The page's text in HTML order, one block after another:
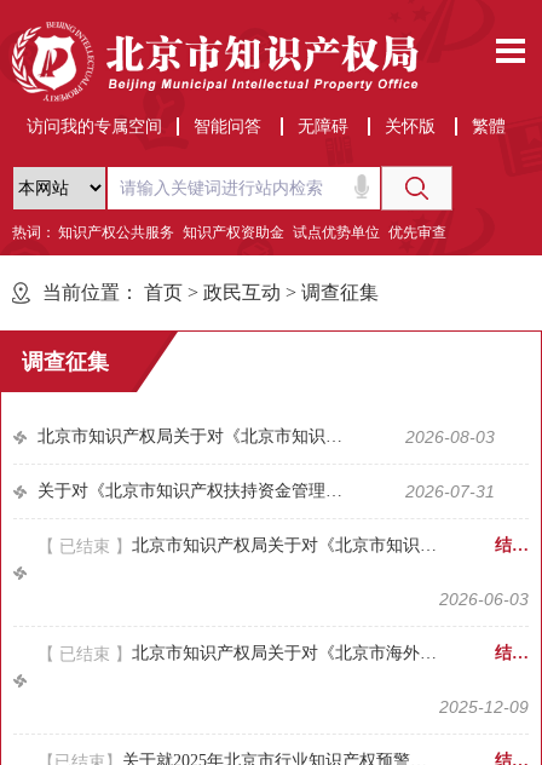
访问我的专属空间 智能问答 无障碍 关怀版 繁體
热词： 知识产权公共服务 知识产权资助金 试点优势单位 优先审查
当前位置： 首页 > 政民互动 > 调查征集
调查征集
北京市知识产权局关于对《北京市知识产权金融扶持资金实施办法（征求意见稿）》公开征求意见的公告 2026-08-03
关于对《北京市知识产权扶持资金管理办法（征求意见稿）》公开征求意见的公告 2026-07-31
【 已结束 】 北京市知识产权局关于对《北京市知识产权局行政处罚裁量基准表（修订部分）》公开征求意见的公告 结果反馈
2026-06-03
【 已结束 】 北京市知识产权局关于对《北京市海外知识产权维权援助工作办法（征求意见稿）》公开征求意见的公告 结果反馈
2025-12-09
关于就2025年北京市行业知识产权预警需求征集社会意见的通知 结果反馈